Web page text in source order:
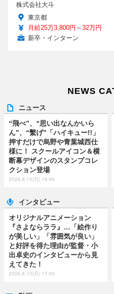
株式会社大斗
東京都
月給25万3,800円～32万円
新卒・インターン
NEWS
ニュース
“飛べ”、“思い出なんかいら
ん”、“繫げ”「ハイキュー!!」
押すだけで烏野や青葉城西仕
様に！ スクールアイコン＆横
断幕デザインのスタンプコレ
クション登場
2026.8.10(月) 18:45
インタビュー
オリジナルアニメーション
『さよならララ』…「絵作り
が美しい」「雰囲気が良い」
と好評を得た理由が監督・小
出卓史のインタビューから見
えてきた！
2026.8.10(月) 17:00